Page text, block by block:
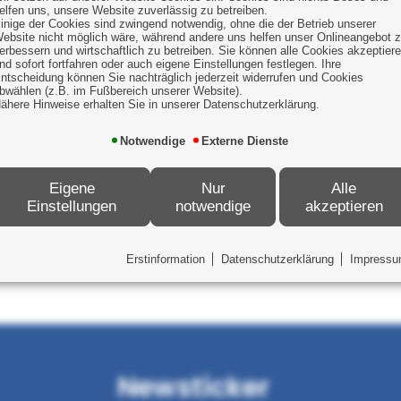
uns, unsere Website zuverlässig zu betreiben.
der Cookies sind zwingend notwendig, ohne die der Betrieb unserer
nicht möglich wäre, während andere uns helfen unser Onlineangebot
und wirtschaftlich zu betreiben. Sie können alle Cookies
sofort fortfahren oder auch eigene Einstellungen festlegen. Ihre
können Sie nachträglich jederzeit widerrufen und Cookies
(z.B. im Fußbereich unserer Website).
Hinweise erhalten Sie in unserer Datenschutzerklärung.
Notwendige Externe Dienste
Eigene
Einstellungen
Nur
notwendige
Alle
akzeptieren
Erstinformation Datenschutzerklärung
Berufsunfähigkeitsversicherung
zu diesem Thema finden Siehier
Newsticker